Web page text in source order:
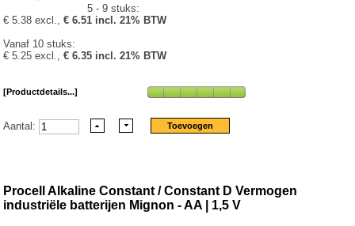
5 - 9 stuks:
€ 5.38 excl.,€ 6.51 incl. 21% BTW
Vanaf 10 stuks:
€ 5.25 excl.,€ 6.35 incl. 21% BTW
[Productdetails...]
Aantal:
Procell Alkaline Constant / Constant D Vermogen
industriële batterijen Mignon - AA | 1,5 V